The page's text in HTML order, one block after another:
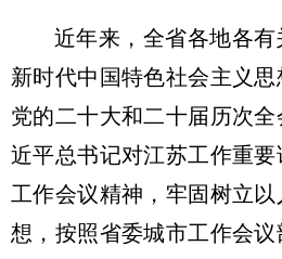
近年来，全省各地各
新时代中国特色社会主义
党的二十大和二十届历次
近平总书记对江苏工作重
工作会议精神，牢固树立
想，按照省委城市工作会